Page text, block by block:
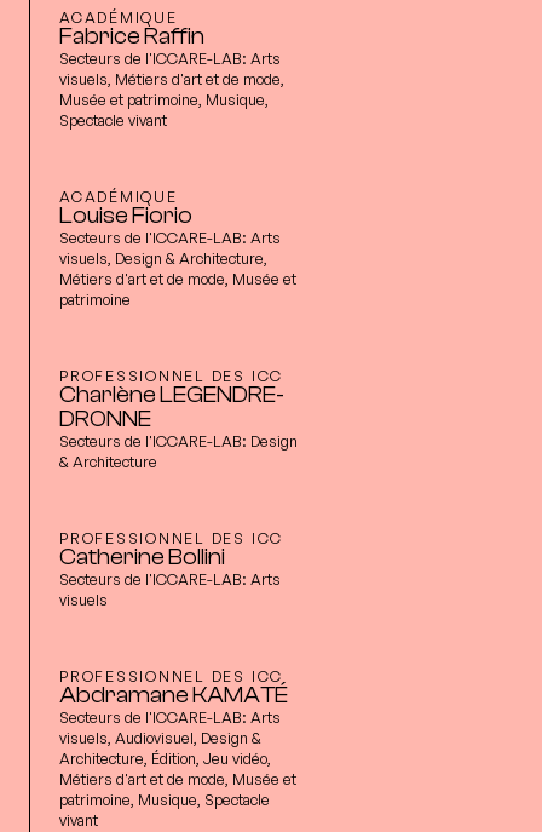
ACADÉMIQUE
Fabrice Raffin
Secteurs de l'ICCARE-LAB: Arts
visuels, Métiers d'art et de mode,
Musée et patrimoine, Musique,
Spectacle vivant
ACADÉMIQUE
Louise Fiorio
Secteurs de l'ICCARE-LAB: Arts
visuels, Design & Architecture,
Métiers d'art et de mode, Musée et
patrimoine
PROFESSIONNEL DES ICC
Charlène LEGENDRE-
DRONNE
Secteurs de l'ICCARE-LAB: Design
& Architecture
PROFESSIONNEL DES ICC
Catherine Bollini
Secteurs de l'ICCARE-LAB: Arts
visuels
PROFESSIONNEL DES ICC
Abdramane KAMATÉ
Secteurs de l'ICCARE-LAB: Arts
visuels, Audiovisuel, Design &
Architecture, Édition, Jeu vidéo,
Métiers d'art et de mode, Musée et
patrimoine, Musique, Spectacle
vivant